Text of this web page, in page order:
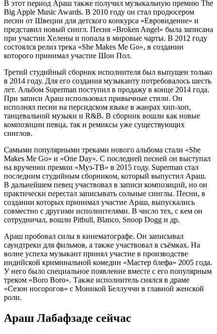
В этот период Араш также получил музыкальную премию The
Big Apple Music Awards. В 2010 году он стал продюсером
песни от Швеции для детского конкурса «Евровидение» и
представил новый сингл. Песня «Broken Angel» была записана
при участии Хелены и попала в мировые чарты. В 2012 году
состоялся релиз трека «She Makes Me Go», в создании
которого принимал участие Шон Пол.
Третий студийный сборник исполнителя был выпущен только
в 2014 году. Для его создания музыканту потребовалось шесть
лет. Альбом Superman поступил в продажу в конце 2014 года.
При записи Араш использовал привычные стили. Он
исполнял песни на персидском языке в жанрах хип-хоп,
танцевальной музыки и R&B. В сборник вошли как новые
композиции певца, так и ремиксы уже существующих
синглов.
Самыми популярными треками нового альбома стали «She
Makes Me Go» и «One Day». С последней песней он выступал
на вручении премии «Муз-ТВ» в 2015 году. Superman стал
последним студийным сборником, который выпустил Араш.
В дальнейшем певец участвовал в записи композиций, но он
практически перестал записывать сольные синглы. Песни, в
создании которых принимал участие Араш, выпускались
совместно с другими исполнителями. В число тех, с кем он
сотрудничал, вошли Pitbull, Blanco, Snoop Dogg и др.
Араш пробовал силы в кинематографе. Он записывал
саундтреки для фильмов, а также участвовал в съёмках. На
волне успеха музыкант принял участие в производстве
индийской криминальной комедии «Мастер блефа» 2005 года.
У него было специальное появление вместе с его популярным
треком «Boro Boro». Также исполнитель снялся в драме
«Сезон носорогов» с Моникой Беллуччи в главной женской
роли.
Араш Лабафзаде сейчас